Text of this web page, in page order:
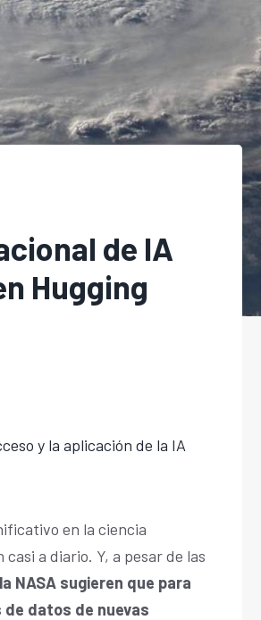
de IA
Hugging
y la aplicación de la IA
en la ciencia
a diario. Y, a pesar de las
NASA sugieren que para
datos de nuevas